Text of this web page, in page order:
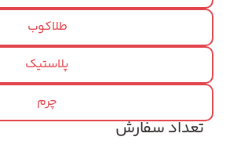
طلاکوب
پلاستیک
چرم
تعداد سفارش